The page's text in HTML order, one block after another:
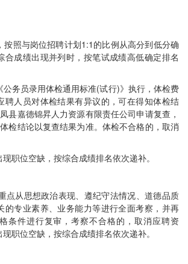
照与岗位招聘计划1:1的比例从高分到低分确
合成绩出现并列时，按笔试成绩高低确定排名
务员录用体检通用标准(试行)》执行，体检费
聘人员对体检结果有异议的，可在得知体检结
县嘉德锦昇人力资源有限责任公司申请复查，
检结论以复查结果为准。体检不合格的，取消
职位空缺，按综合成绩排名依次递补。
从思想政治表现、遵纪守法情况、道德品质
的专业素养、业务能力等进行全面考察，并再
条件进行复审，考察不合格的，取消应聘资
职位空缺，按综合成绩排名依次递补。